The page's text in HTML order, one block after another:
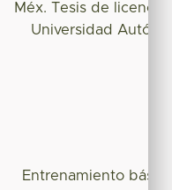
Méx. Tesis de
Universidad
Entrenamiento